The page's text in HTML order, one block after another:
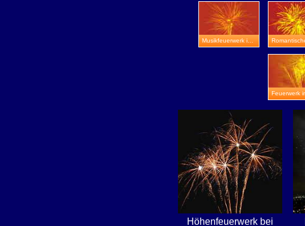
Musikfeuerwerk in Bad Salzungen
Höhenfeuerwerk bei